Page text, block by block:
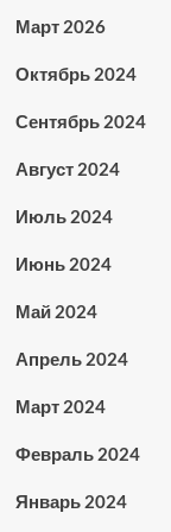
Март 2026
Октябрь 2024
Сентябрь 2024
Август 2024
Июль 2024
Июнь 2024
Май 2024
Апрель 2024
Март 2024
Февраль 2024
Январь 2024